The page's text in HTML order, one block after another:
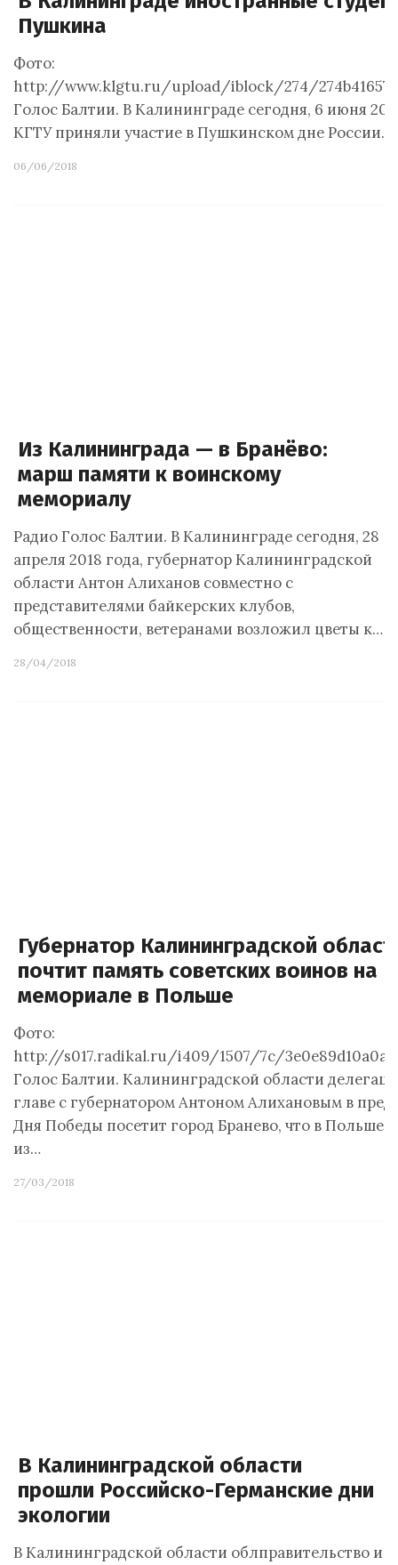
Пушкина
Фото:
http://www.klgtu.ru/upload/iblock/274/
Голос Балтии. В Калининграде сегодня, 6 июня
КГТУ приняли участие в Пушкинском дне России.
06/06/2018
Из Калининграда — в Бранёво:
марш памяти к воинскому
мемориалу
Радио Голос Балтии. В Калининграде сегодня, 28
апреля 2018 года, губернатор Калининградской
области Антон Алиханов совместно с
представителями байкерских клубов,
общественности, ветеранами возложил цветы к…
28/04/2018
Губернатор Калининградской
почтит память советских воинов на
мемориале в Польше
Фото:
http://s017.radikal.ru/i409/1507/7c/
Голос Балтии. Калининградской области
главе с губернатором Антоном Алихановым в
Дня Победы посетит город Бранево, что в Польше.
из…
27/03/2018
В Калининградской области
прошли Российско-Германские дни
экологии
В Калининградской области облправительство и